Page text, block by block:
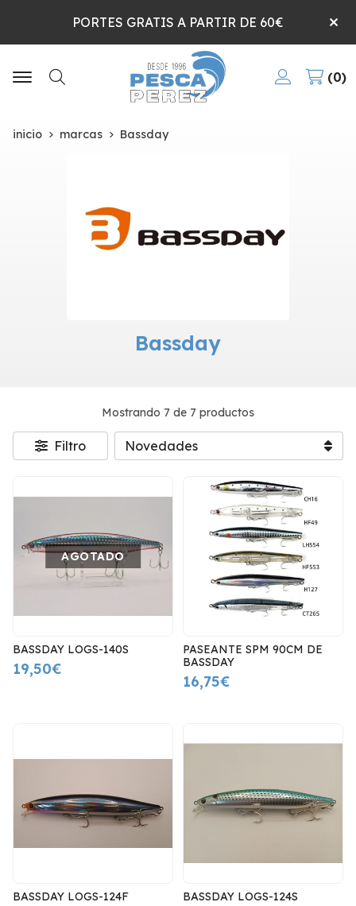
PORTES GRATIS A PARTIR DE 60€
Buscar
0
inicio marcas Bassday
Bassday
Mostrando 7 de 7 productos
Filtro
AGOTADO
BASSDAY LOGS-140S
19,50€
PASEANTE SPM 90CM DE
BASSDAY
16,75€
BASSDAY LOGS-124F BASSDAY LOGS-124S